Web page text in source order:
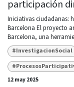
participación
Iniciativas ciudadanas:
Barcelona El proyecto
Barcelona, una
#InvestigacionSocial
12 may 2025